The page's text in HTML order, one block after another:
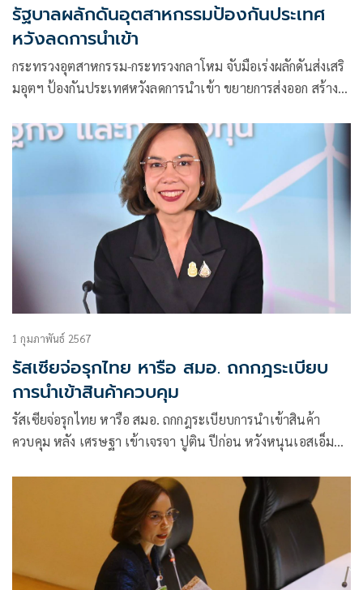
รัฐบาลผลักดันอุตสาหกรรมป้องกันประเทศ
หวังลดการนำเข้า
กระทรวงอุตสาหกรรม-กระทรวงกลาโหม จับมือเร่งผลักดันส่งเสริ
มอุตฯ ป้องกันประเทศหวังลดการนำเข้า ขยายการส่งออก สร้าง
1 กุมภาพันธ์ 2567
รัสเซียจ่อรุกไทย หารือ สมอ. ถกกฎระเบียบ
การนำเข้าสินค้าควบคุม
รัสเซียจ่อรุกไทย หารือ สมอ. ถกกฎระเบียบการนำเข้าสินค้า
ควบคุม หลัง เศรษฐา เข้าเจรจา ปูติน ปีก่อน หวังหนุนเอสเอ็มอี
และร่วมถ่ายทอดเทคโนโลยีระดับสูง